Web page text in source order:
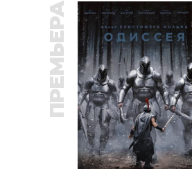
ПРЕМЬЕРА